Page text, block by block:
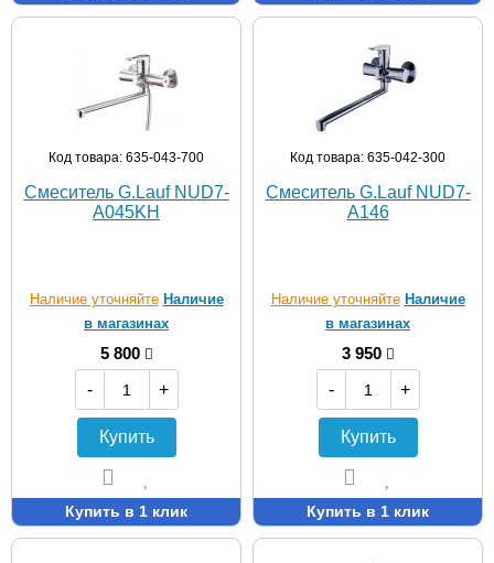
Код товара: 635-043-700
Смеситель G.Lauf NUD7-
A045KH
Наличие уточняйте Наличие
в магазинах
5 800
-
+
Купить
Купить в 1 клик
Код товара: 635-042-300
Смеситель G.Lauf NUD7-
A146
Наличие уточняйте Наличие
в магазинах
3 950
-
+
Купить
Купить в 1 клик